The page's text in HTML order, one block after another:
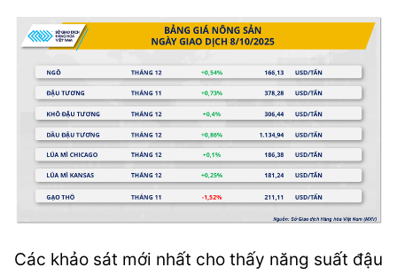
Các khảo sát mới nhất cho thấy năng suất đậu